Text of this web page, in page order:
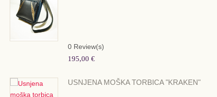
0 Review(s)
195,00 €
USNJENA MOŠKA TORBICA "KRAKEN"
"DIVA"